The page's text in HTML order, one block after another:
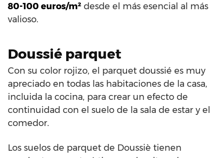
80-100 euros/m² desde el más esencial al más
valioso.
Doussié parquet
Con su color rojizo, el parquet doussié es muy
apreciado en todas las habitaciones de la casa,
incluida la cocina, para crear un efecto de
continuidad con el suelo de la sala de estar y el
comedor.
Los suelos de parquet de Doussiè tienen